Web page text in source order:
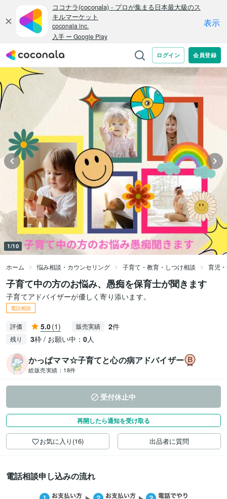
1/10
ホーム 悩み相談・カウンセリング 子育て・教育・しつけ相談 育児
子育て中の方のお悩み、愚痴を保育士が聞きます
子育てアドバイザーが優しく寄り添います。
電話相談
評価 5.0(1) 販売実績 2件
残り 3枠 / お願い中： 0人
かっぱママ☆子育てと心の病アドバイザー
総販売実績： 18件
受付休止中
再開したら通知を受け取る
お気に入り(16) 出品者に質問
電話相談申し込みの流れ